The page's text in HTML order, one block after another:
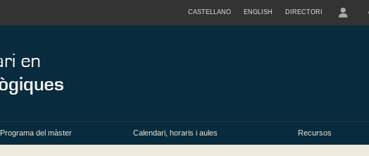
CASTELLANO ENGLISH DIRECTORI
Programa del màster Calendari, horaris i aules Recursos